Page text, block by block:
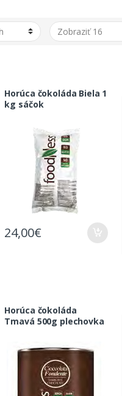
Horúca čokoláda Biela 1
kg sáčok
24,00€
Horúca čokoláda
Tmavá 500g plechovka